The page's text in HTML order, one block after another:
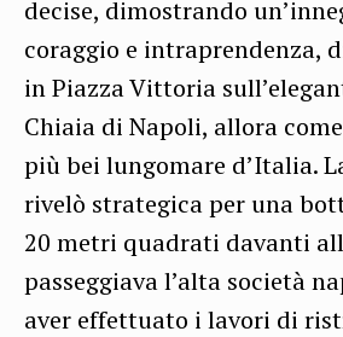
decise, dimostrando
coraggio e intraprendenza,
in Piazza Vittoria
Chiaia di Napoli, allora
più bei lungomare d’Italia.
rivelò strategica per una
20 metri quadrati davanti
passeggiava l’alta società
aver effettuato i lavori di